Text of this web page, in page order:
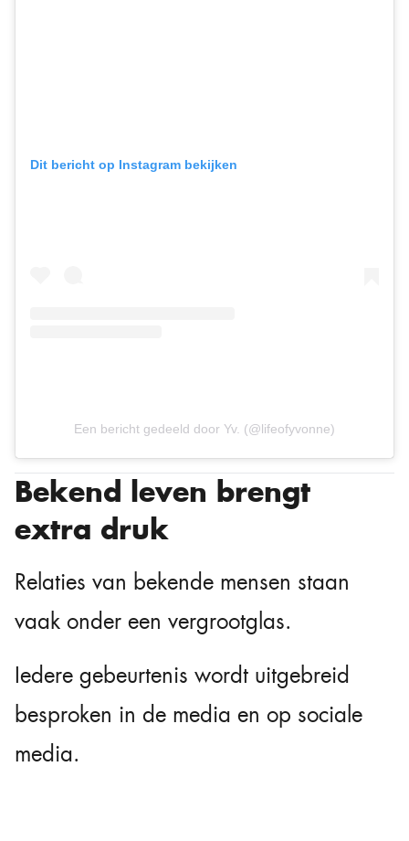
Dit bericht op Instagram bekijken
Een bericht gedeeld door Yv. (@lifeofyvonne)
Bekend leven brengt
extra druk
Relaties van bekende mensen staan
vaak onder een vergrootglas.
Iedere gebeurtenis wordt uitgebreid
besproken in de media en op sociale
media.